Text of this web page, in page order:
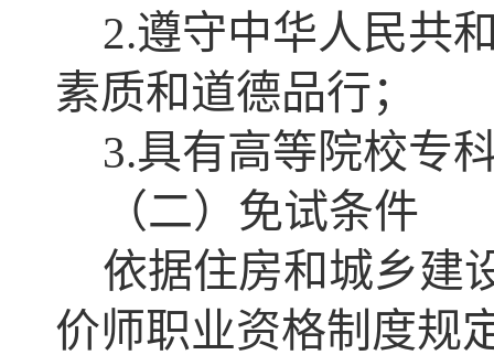
2.遵守中华人民共
素质和道德品行；
3.具有高等院校专
（二）免试条件
依据住房和城乡建
价师职业资格制度规